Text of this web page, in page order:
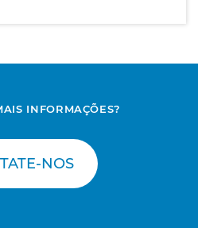
INFORMAÇÕES?
NOS